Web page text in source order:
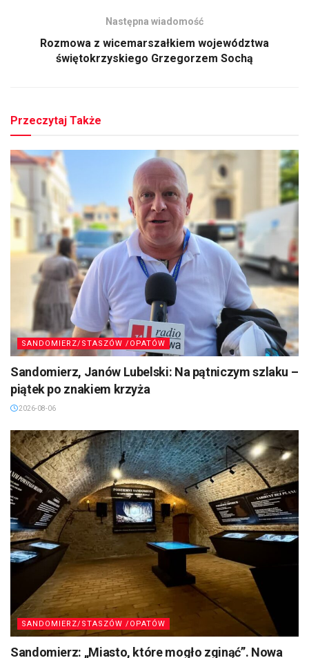
Następna wiadomość
Rozmowa z wicemarszałkiem województwa
świętokrzyskiego Grzegorzem Sochą
Przeczytaj Także
SANDOMIERZ/STASZÓW /OPATÓW
Sandomierz, Janów Lubelski: Na pątniczym szlaku –
piątek po znakiem krzyża
2026-08-06
SANDOMIERZ/STASZÓW /OPATÓW
Sandomierz: „Miasto, które mogło zginąć”. Nowa